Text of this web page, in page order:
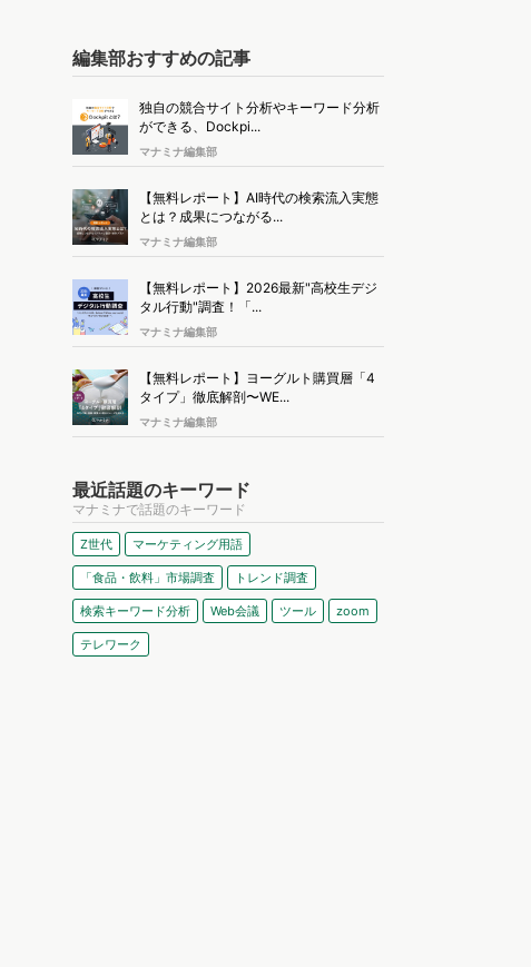
編集部おすすめの記事
独自の競合サイト分析やキーワード分析
ができる、Dockpi...
マナミナ編集部
【無料レポート】AI時代の検索流入実態
とは？成果につながる...
マナミナ編集部
【無料レポート】2026最新"高校生デジ
タル行動"調査！「...
マナミナ編集部
【無料レポート】ヨーグルト購買層「4
タイプ」徹底解剖〜WE...
マナミナ編集部
最近話題のキーワード
マナミナで話題のキーワード
Z世代 マーケティング用語
「食品・飲料」市場調査 トレンド調査
検索キーワード分析 Web会議 ツール zoom
テレワーク